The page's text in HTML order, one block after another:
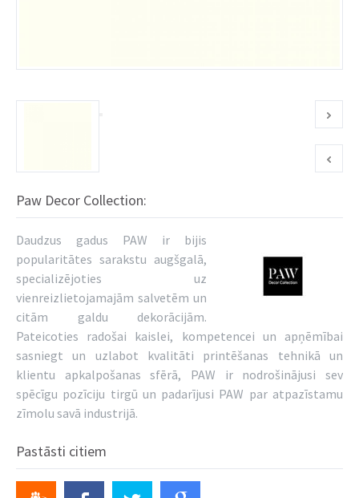
Paw Decor Collection:
Daudzus gadus PAW ir bijis
popularitātes sarakstu augšgalā,
specializējoties uz
vienreizlietojamajām salvetēm un
citām galdu dekorācijām.
Pateicoties radošai kaislei, kompetencei un apņēmībai
sasniegt un uzlabot kvalitāti printēšanas tehnikā un
klientu apkalpošanas sfērā, PAW ir nodrošinājusi sev
spēcīgu pozīciju tirgū un padarījusi PAW par atpazīstamu
zīmolu savā industrijā.
Pastāsti citiem